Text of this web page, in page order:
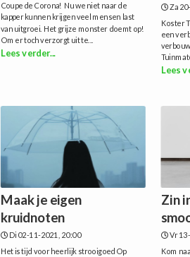
Coupe de Corona! Nu we niet naar de
kapper kunnen krijgen veel mensen last
van uitgroei. Het grijze monster doemt op!
Om er toch verzorgt uit te...
Lees verder...
Za
Koster
een
Lees
Maak je eigen
kruidnoten
Di 02-11-2021, 20:00
Het is tijd voor heerlijk strooigoed Op
Zin
Vr
Kom